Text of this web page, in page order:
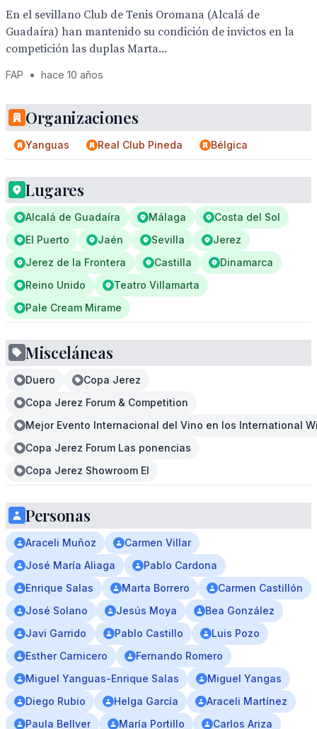
En el sevillano Club de Tenis Oromana (Alcalá de
Guadaíra) han mantenido su condición de invictos en la
competición las duplas Marta...
FAP • hace 10 años
Organizaciones
Yanguas Real Club Pineda Bélgica
Lugares
Alcalá de Guadaíra Málaga
Costa del Sol
El Puerto
Jaén Sevilla
Jerez
Jerez de la Frontera
Castilla
Dinamarca
Reino Unido
Teatro Villamarta
Pale Cream Mirame
Misceláneas
Duero
Copa Jerez
Copa Jerez Forum & Competition
Mejor Evento Internacional del Vino en los International
Copa Jerez Forum Las ponencias
Copa Jerez Showroom El
Personas
Araceli Muñoz
Carmen Villar
José María Aliaga
Pablo Cardona
Enrique Salas
Marta Borrero
Carmen Castillón
José Solano
Jesús Moya
Bea González
Javi Garrido
Pablo Castillo
Luis Pozo
Esther Carnicero
Fernando Romero
Miguel Yanguas-Enrique Salas
Miguel Yangas
Diego Rubio
Helga García
Araceli Martínez
Paula Bellver
María Portillo
Carlos Ariza